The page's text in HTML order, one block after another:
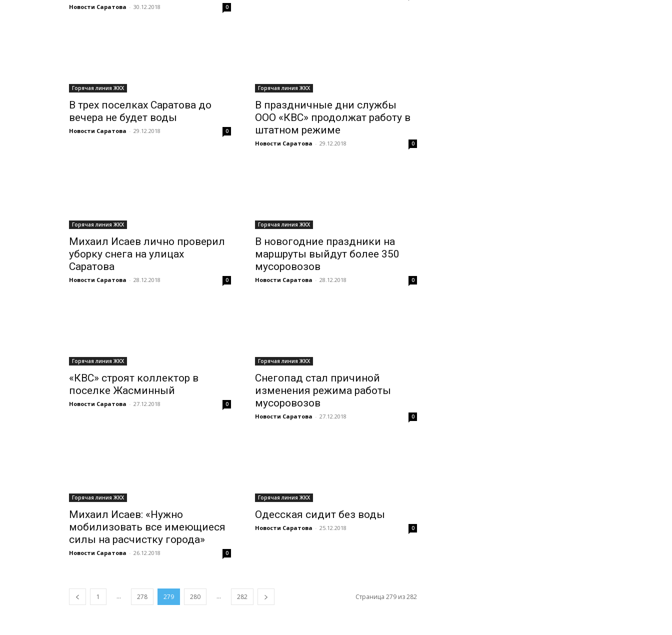
Новости Саратова - 30.12.2018 0
Горячая линия ЖКХ
В трех поселках Саратова до
вечера не будет воды
Новости Саратова - 29.12.2018 0
Горячая линия ЖКХ
В праздничные дни службы
ООО «КВС» продолжат работу в
штатном режиме
Новости Саратова - 29.12.2018 0
Горячая линия ЖКХ
Михаил Исаев лично проверил
уборку снега на улицах
Саратова
Новости Саратова - 28.12.2018 0
Горячая линия ЖКХ
В новогодние праздники на
маршруты выйдут более 350
мусоровозов
Новости Саратова - 28.12.2018 0
Горячая линия ЖКХ
«КВС» строят коллектор в
поселке Жасминный
Новости Саратова - 27.12.2018 0
Горячая линия ЖКХ
Снегопад стал причиной
изменения режима работы
мусоровозов
Новости Саратова - 27.12.2018 0
Горячая линия ЖКХ
Михаил Исаев: «Нужно
мобилизовать все имеющиеся
силы на расчистку города»
Новости Саратова - 26.12.2018 0
Горячая линия ЖКХ
Одесская сидит без воды
Новости Саратова - 25.12.2018 0
1 ... 278 279 280 ... 282 Страница 279 из 282